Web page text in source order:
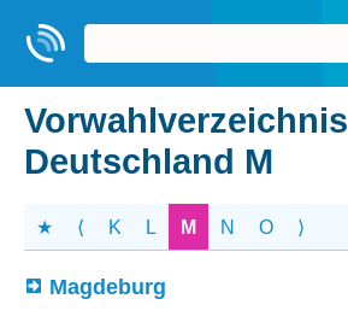
Vorwahlverzeichnis
Deutschland M
★ ⟨ K L M N O ⟩
Magdeburg